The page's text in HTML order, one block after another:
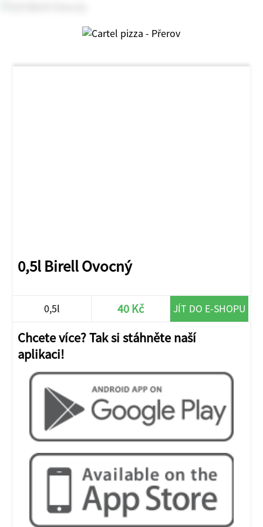
0,5l Birell Ovocný
0,5l 40 Kč JÍT DO E-SHOPU
Chcete více? Tak si stáhněte naší
aplikaci!